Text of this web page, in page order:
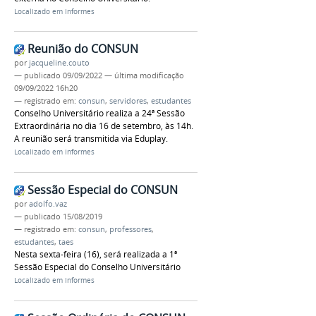
Localizado em Informes
Reunião do CONSUN
por jacqueline.couto
— publicado 09/09/2022 — última modificação
09/09/2022 16h20
— registrado em: consun, servidores, estudantes
Conselho Universitário realiza a 24ª Sessão
Extraordinária no dia 16 de setembro, às 14h.
A reunião será transmitida via Eduplay.
Localizado em Informes
Sessão Especial do CONSUN
poradolfo.vaz
— publicado 15/08/2019
— registrado em: consun, professores,
estudantes, taes
Nesta sexta-feira (16), será realizada a 1ª
Sessão Especial do Conselho Universitário
Localizado em Informes